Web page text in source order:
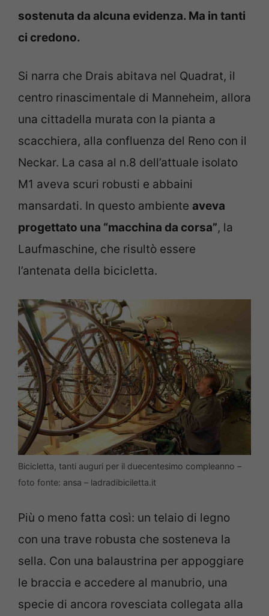
sostenuta da alcuna evidenza. Ma in tanti
ci credono.
Si narra che Drais abitava nel Quadrat, il
centro rinascimentale di Manneheim, allora
una cittadella murata con la pianta a
scacchiera, alla confluenza del Reno con il
Neckar. La casa al n.8 dell’attuale isolato
M1 aveva scuri robusti e abbaini
mansardati. In questo ambiente aveva
progettato una “macchina da corsa”, la
Laufmaschine, che risultò essere
l’antenata della bicicletta.
Bicicletta, tanti auguri per il duecentesimo compleanno –
foto fonte: ansa – ladradibiciletta.it
Più o meno fatta così: un telaio di legno
con una trave robusta che sosteneva la
sella. Con una balaustrina per appoggiare
le braccia e accedere al manubrio, una
specie di ancora rovesciata collegata alla